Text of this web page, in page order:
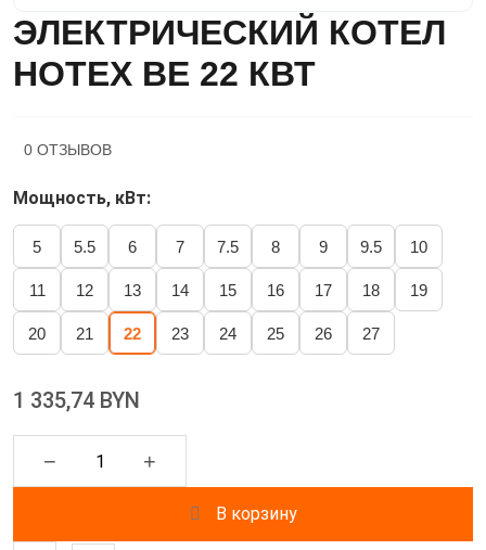
ЭЛЕКТРИЧЕСКИЙ КОТЕЛ
HOTEX BE 22 КВТ
0 ОТЗЫВОВ
Мощность, кВт:
5 5.5 6 7 7.5 8 9 9.5 10
11 12 13 14 15 16 17 18 19
20 21 22 23 24 25 26 27
1 335,74 BYN
− +
В корзину